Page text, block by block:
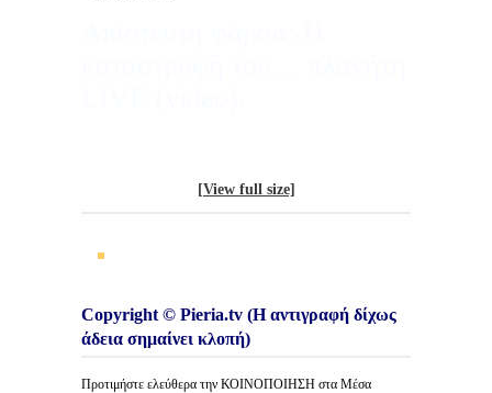
[View full size]
Copyright © Pieria.tv (Η αντιγραφή δίχως
άδεια σημαίνει κλοπή)
Προτιμήστε ελεύθερα την ΚΟΙΝΟΠΟΙΗΣΗ στα Μέσα